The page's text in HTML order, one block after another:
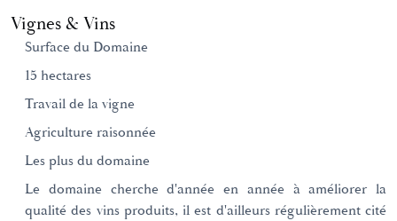
Vignes & Vins
Surface du Domaine
15 hectares
Travail de la vigne
Agriculture raisonnée
Les plus du domaine
Le domaine cherche d'année en année à améliorer la
qualité des vins produits, il est d'ailleurs régulièrement cité